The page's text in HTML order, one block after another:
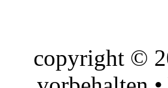
copyright ©